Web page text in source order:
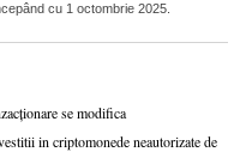
cu 1 octombrie 2025.
se modifica
in criptomonede neautorizate de